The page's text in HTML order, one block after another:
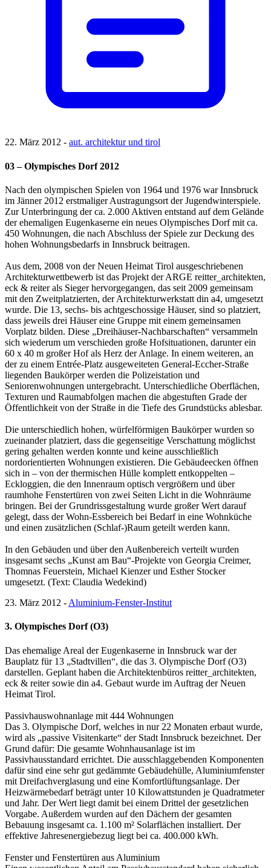
22. März 2012 - aut. architektur und tirol
03 – Olympisches Dorf 2012
Nach den olympischen Spielen von 1964 und 1976 war Innsbruck
im Jänner 2012 erstmaliger Austragungsort der Jugendwinterspiele.
Zur Unterbringung der ca. 2.000 Aktiven entstand auf dem Gelände
der ehemaligen Eugenkaserne ein neues Olympisches Dorf mit ca.
450 Wohnungen, die nach Abschluss der Spiele zur Deckung des
hohen Wohnungsbedarfs in Innsbruck beitragen.
Aus dem, 2008 von der Neuen Heimat Tirol ausgeschriebenen
Architekturwettbewerb ist das Projekt der ARGE reitter_architekten,
eck & reiter als Sieger hervorgegangen, das seit 2009 gemeinsam
mit den Zweitplatzierten, der Architekturwerkstatt din a4, umgesetzt
wurde. Die 13, sechs- bis achtgeschossige Häuser, sind so platziert,
dass jeweils drei Häuser eine Gruppe mit einem gemeinsamen
Vorplatz bilden. Diese „Dreihäuser-Nachbarschaften“ versammeln
sich wiederum um verschieden große Hofsituationen, darunter ein
60 x 40 m großer Hof als Herz der Anlage. In einem weiteren, an
der zu einem Entrée-Platz ausgeweiteten General-Eccher-Straße
liegenden Baukörper werden die Polizeistation und
Seniorenwohnungen untergebracht. Unterschiedliche Oberflächen,
Texturen und Raumabfolgen machen die abgestuften Grade der
Öffentlichkeit von der Straße in die Tiefe des Grundstücks ablesbar.
Die unterschiedlich hohen, würfelförmigen Baukörper wurden so
zueinander platziert, dass die gegenseitige Verschattung möglichst
gering gehalten werden konnte und keine ausschließlich
nordorientierten Wohnungen existieren. Die Gebäudeecken öffnen
sich in – von der thermischen Hülle komplett entkoppelten –
Eckloggien, die den Innenraum optisch vergrößern und über
raumhohe Fenstertüren von zwei Seiten Licht in die Wohnräume
bringen. Bei der Grundrissgestaltung wurde großer Wert darauf
gelegt, dass der Wohn-Essbereich bei Bedarf in eine Wohnküche
und einen zusätzlichen (Schlaf-)Raum geteilt werden kann.
In den Gebäuden und über den Außenbereich verteilt wurden
insgesamt sechs „Kunst am Bau“-Projekte von Georgia Creimer,
Thomnas Feuerstein, Michael Kienzer und Esther Stocker
umgesetzt. (Text: Claudia Wedekind)
23. März 2012 - Aluminium-Fenster-Institut
3. Olympisches Dorf (O3)
Das ehemalige Areal der Eugenkaserne in Innsbruck war der
Bauplatz für 13 „Stadtvillen“, die das 3. Olympische Dorf (O3)
darstellen. Geplant haben die Architektenbüros reitter_architekten,
eck & reiter sowie din a4. Gebaut wurde im Auftrag der Neuen
Heimat Tirol.
Passivhauswohnanlage mit 444 Wohnungen
Das 3. Olympische Dorf, welches in nur 22 Monaten erbaut wurde,
wird als „passive Visitenkarte“ der Stadt Innsbruck bezeichnet. Der
Grund dafür: Die gesamte Wohnhausanlage ist im
Passivhausstandard errichtet. Die ausschlaggebenden Komponenten
dafür sind eine sehr gut gedämmte Gebäudehülle, Aluminiumfenster
mit Dreifachverglasung und eine Komfortlüftungsanlage. Der
Heizwärmebedarf beträgt unter 10 Kilowattstunden je Quadratmeter
und Jahr. Der Wert liegt damit bei einem Drittel der gesetzlichen
Vorgabe. Außerdem wurden auf den Dächern der gesamten
Bebauung insgesamt ca. 1.100 m² Solarflächen installiert. Der
effektive Jahresenergiebezug liegt bei ca. 400.000 kWh.
Fenster und Fenstertüren aus Aluminium